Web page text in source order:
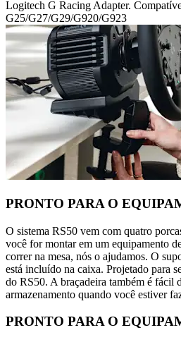
Logitech G Racing Adapter.
G25/G27/G29/G920/G923
PRONTO PARA O
O sistema RS50 vem com quatro
você for montar em um equipamento
correr na mesa, nós o ajudamos. O
está incluído na caixa. Projetado para
do RS50. A braçadeira também é fácil
armazenamento quando você estiver
PRONTO PARA O